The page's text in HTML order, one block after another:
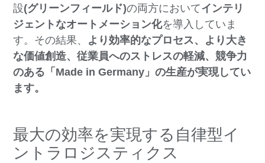
設(グリーンフィールド)の両方においてインテリ
ジェントなオートメーション化を導入していま
す。その結果、 より効率的なプロセス、より大き
な価値創造、従業員へのストレスの軽減、競争力
のある「Made in Germany」の生産が実現してい
ます。
最大の効率を実現する自律型イ
ントラロジスティクス